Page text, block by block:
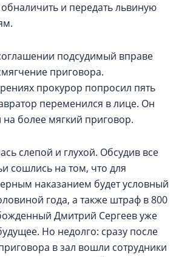
и передать львиную
подсудимый вправе
приговора.
прокурор попросил пять
переменился в лице. Он
более мягкий приговор.
слепой и глухой. Обсудив все
сошлись на том, что для
наказанием будет условный
года, а также штраф в 800
Дмитрий Сергеев уже
Но недолго: сразу после
в зал вошли сотрудники